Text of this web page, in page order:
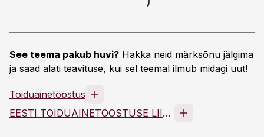
See teema pakub huvi? Hakka neid märksõnu jälgima
ja saad alati teavituse, kui sel teemal ilmub midagi uut!
Toiduainetööstus
EESTI TOIDUAINETÖÖSTUSE LIIT MTÜ